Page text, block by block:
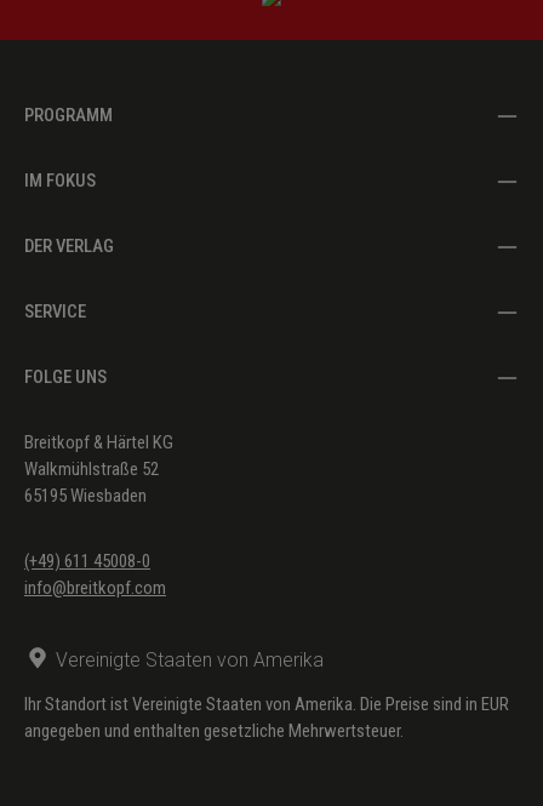
PROGRAMM
IM FOKUS
DER VERLAG
SERVICE
FOLGE UNS
Breitkopf & Härtel KG
Walkmühlstraße 52
65195 Wiesbaden
(+49) 611 45008-0
info@breitkopf.com
Vereinigte Staaten von Amerika
Ihr Standort ist Vereinigte Staaten von Amerika. Die Preise sind in EUR
angegeben und enthalten gesetzliche Mehrwertsteuer.